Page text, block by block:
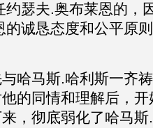
约瑟夫.奥布莱恩的，
的诚恳态度和公平原
哈马斯.哈利斯一齐
的同情和理解后，
，彻底弱化了哈马斯.